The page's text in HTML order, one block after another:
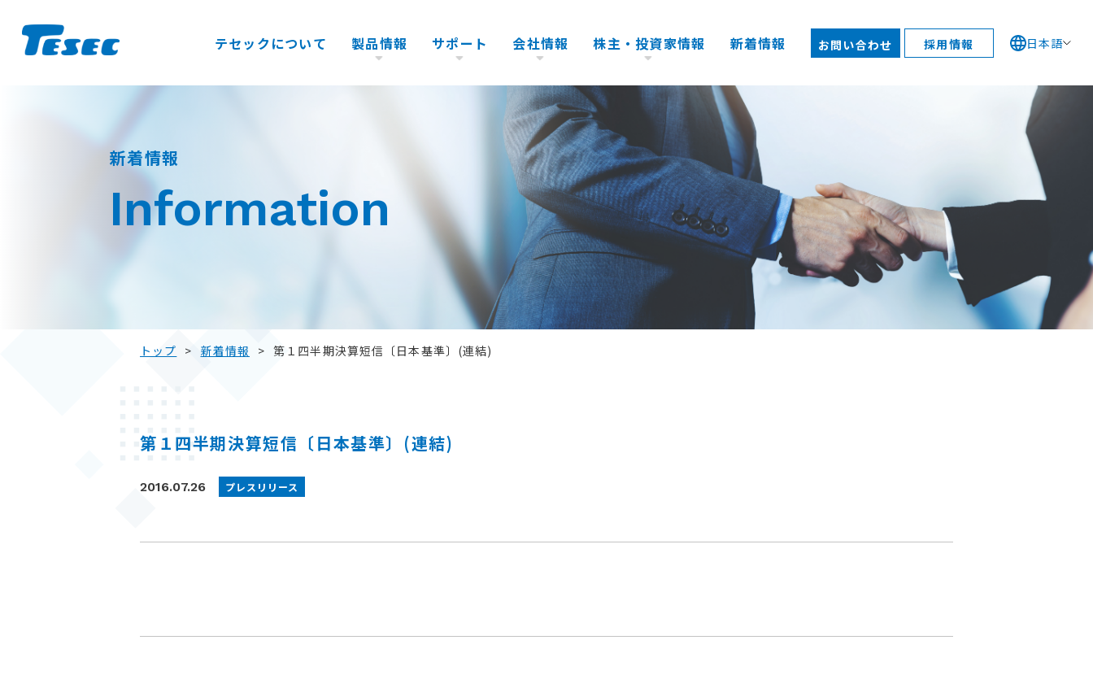
テセックについて 製品情報 サポート 会社情報 株主・投資家情報 新着情報 お問い合わせ 採用情報 日本語
テストシステム
アフターサービス
生産サポート
スペアパーツ
製品の保証・保守・EOS
環境・エコ活動
会社概要
販売体制
会社沿革
行動計画
環境・品質方針
イベント予定
IRカレンダー
株主総会関連資料
株価情報
株式情報
IRライブラリー
よくあるご質問
新着情報
Information
トップ > 新着情報 > 第１四半期決算短信〔日本基準〕(連結)
第１四半期決算短信〔日本基準〕(連結)
2016.07.26 プレスリリース